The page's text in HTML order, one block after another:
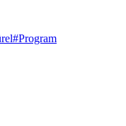
#Program